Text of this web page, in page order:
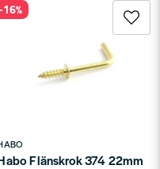
mässing SB
Flänskrok 374 22mm